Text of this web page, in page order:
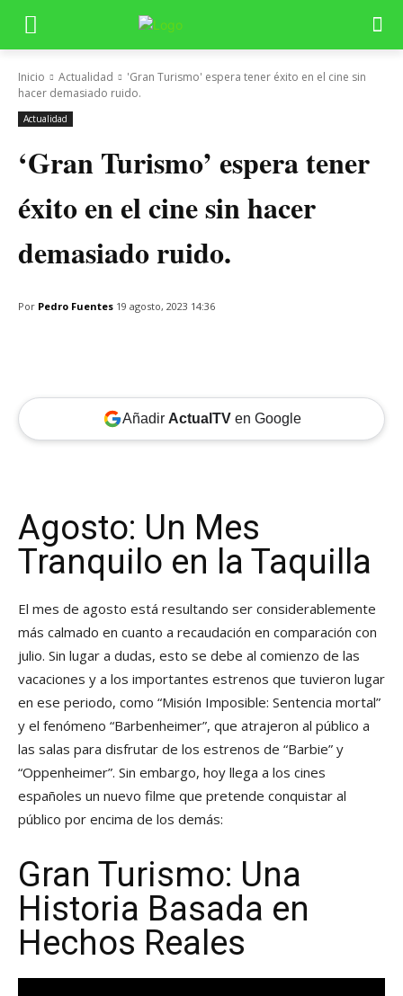
Inicio Actualidad
'Gran Turismo' espera tener éxito en el cine sin
hacer demasiado ruido.
Actualidad
‘Gran Turismo’ espera tener
éxito en el cine sin hacer
demasiado ruido.
Por Pedro Fuentes 19 agosto, 2023 14:36
Añadir ActualTVen Google
Agosto: Un Mes
Tranquilo en la Taquilla
El mes de agosto está resultando ser considerablemente
más calmado en cuanto a recaudación en comparación con
julio. Sin lugar a dudas, esto se debe al comienzo de las
vacaciones y a los importantes estrenos que tuvieron lugar
en ese periodo, como “Misión Imposible: Sentencia mortal”
y el fenómeno “Barbenheimer”, que atrajeron al público a
las salas para disfrutar de los estrenos de “Barbie” y
“Oppenheimer”. Sin embargo, hoy llega a los cines
españoles un nuevo filme que pretende conquistar al
público por encima de los demás:
Gran Turismo: Una
Historia Basada en
Hechos Reales